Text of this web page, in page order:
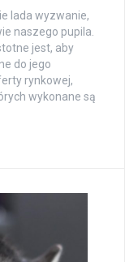
lada wyzwanie,
naszego pupila.
jest, aby
do jego
rynkowej,
wykonane są